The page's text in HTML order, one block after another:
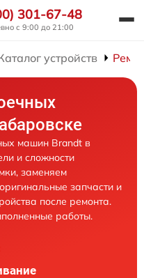
301-67-48
с 9:00 до 21:00
устройств
машин Brandt в
и сложности
заменяем
запчасти и
после ремонта.
работы.